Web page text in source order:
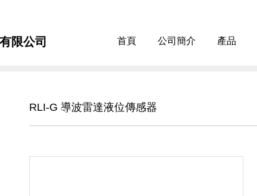
限公司
首頁 公司簡介 產品
RLI-G 導波雷達液位傳感器